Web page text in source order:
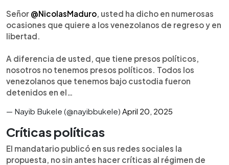
Señor @NicolasMaduro , usted ha dicho en numerosas
ocasiones que quiere a los venezolanos de regreso y en
libertad.
A diferencia de usted, que tiene presos políticos,
nosotros no tenemos presos políticos. Todos los
venezolanos que tenemos bajo custodia fueron
detenidos en el…
— Nayib Bukele (@nayibbukele) April 20, 2025
Críticas políticas
El mandatario publicó en sus redes sociales la
propuesta, no sin antes hacer críticas al régimen de